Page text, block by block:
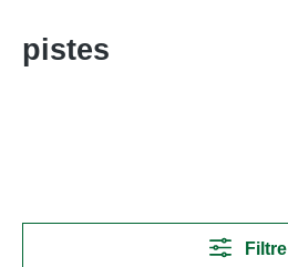
pistes
Filtre